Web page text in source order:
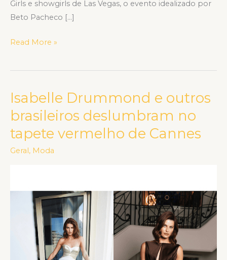
Girls e showgirls de Las Vegas, o evento idealizado por
Beto Pacheco […]
Read More »
Isabelle Drummond e outros
brasileiros deslumbram no
tapete vermelho de Cannes
Geral, Moda
Isabelle
Drummond
e
outros
brasileiros
tapete
vermelho
Cannes